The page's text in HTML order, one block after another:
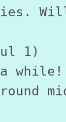
1)
while!